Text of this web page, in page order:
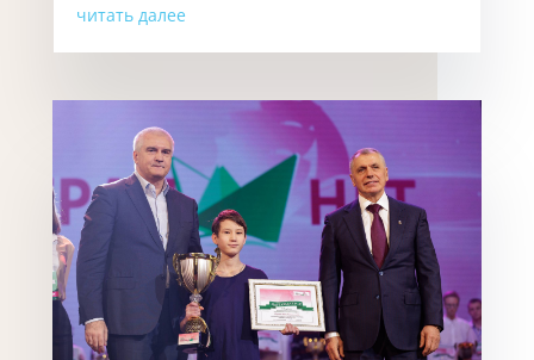
читать далее